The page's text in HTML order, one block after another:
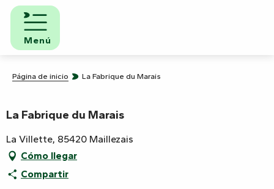
Aller
contenu
principal
Menú
Página de inicio La Fabrique du Marais
La Fabrique du Marais
La Villette, 85420 Maillezais
Cómo llegar
Compartir